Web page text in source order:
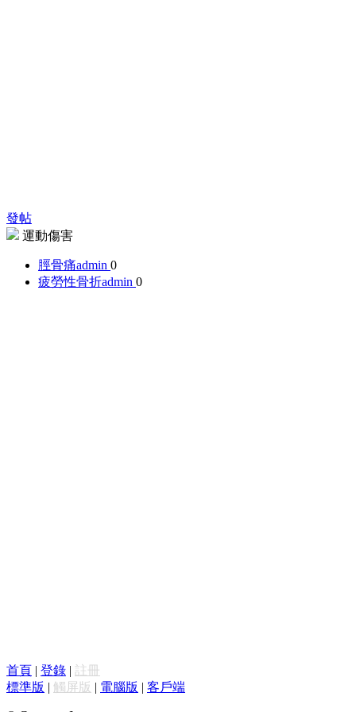
發帖
運動傷害
脛骨痛admin 0
疲勞性骨折admin 0
首頁 | 登錄 | 註冊
標準版 | 觸屏版 | 電腦版 | 客戶端